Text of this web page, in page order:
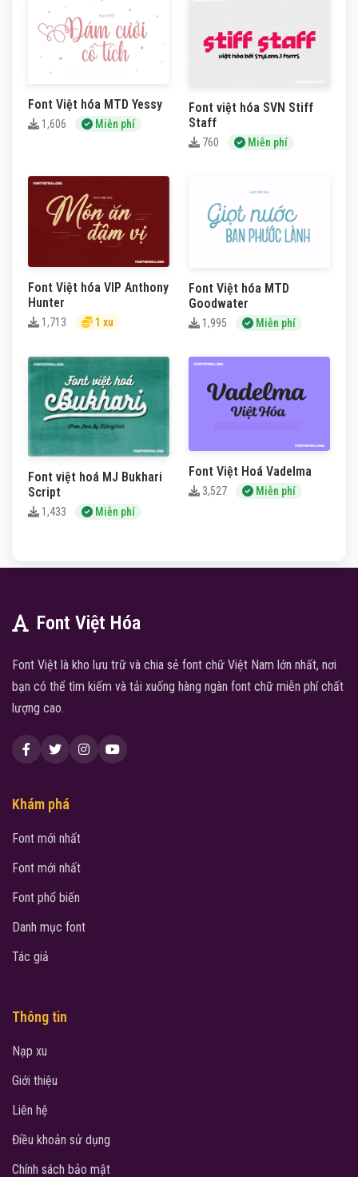
Font Việt hóa MTD Yessy
1,606 Miễn phí
Font việt hóa SVN Stiff
Staff
760 Miễn phí
Font Việt hóa VIP Anthony
Hunter
1,713 1 xu
Font Việt hóa MTD
Goodwater
1,995 Miễn phí
Font việt hoá MJ Bukhari
Script
1,433 Miễn phí
Font Việt Hoá Vadelma
3,527 Miễn phí
Font Việt Hóa
Font Việt là kho lưu trữ và chia sẻ font chữ Việt Nam lớn nhất, nơi
bạn có thể tìm kiếm và tải xuống hàng ngàn font chữ miễn phí chất
lượng cao.
Khám phá
Font mới nhất
Font mới nhất
Font phổ biến
Danh mục font
Tác giả
Thông tin
Nạp xu
Giới thiệu
Liên hệ
Điều khoản sử dụng
Chính sách bảo mật